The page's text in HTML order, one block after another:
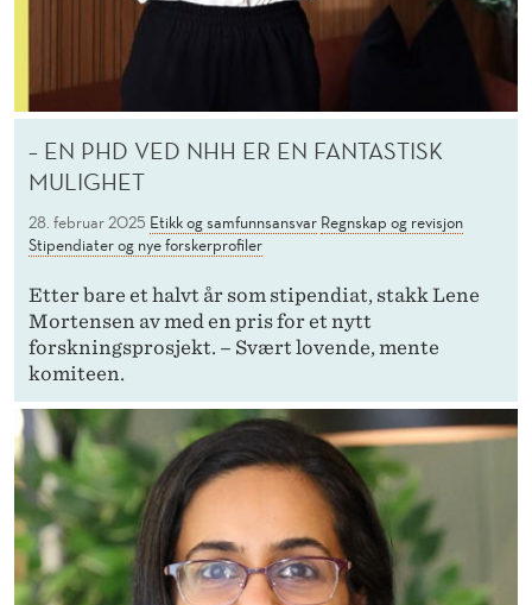
– EN PHD VED NHH ER EN FANTASTISK
MULIGHET
28. februar 2025 Etikk og samfunnsansvar Regnskap og revisjon
Stipendiater og nye forskerprofiler
Etter bare et halvt år som stipendiat, stakk Lene
Mortensen av med en pris for et nytt
forskningsprosjekt. – Svært lovende, mente
komiteen.